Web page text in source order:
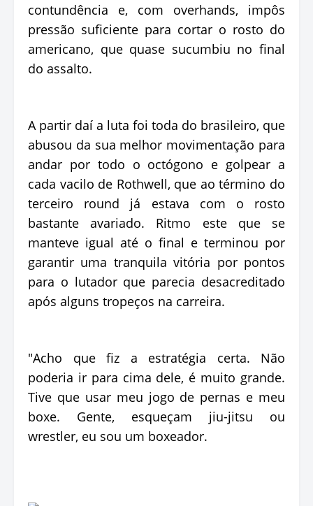
contundência e, com overhands, impôs
pressão suficiente para cortar o rosto do
americano, que quase sucumbiu no final
do assalto.
A partir daí a luta foi toda do brasileiro, que
abusou da sua melhor movimentação para
andar por todo o octógono e golpear a
cada vacilo de Rothwell, que ao término do
terceiro round já estava com o rosto
bastante avariado. Ritmo este que se
manteve igual até o final e terminou por
garantir uma tranquila vitória por pontos
para o lutador que parecia desacreditado
após alguns tropeços na carreira.
"Acho que fiz a estratégia certa. Não
poderia ir para cima dele, é muito grande.
Tive que usar meu jogo de pernas e meu
boxe. Gente, esqueçam jiu-jitsu ou
wrestler, eu sou um boxeador.